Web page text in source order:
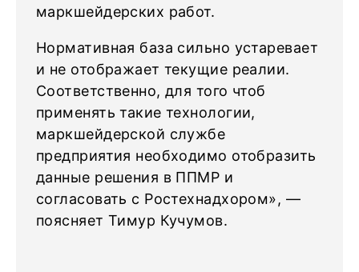
маркшейдерских работ.
Нормативная база сильно устаревает
и не отображает текущие реалии.
Соответственно, для того чтоб
применять такие технологии,
маркшейдерской службе
предприятия необходимо отобразить
данные решения в ППМР и
согласовать с Ростехнадхором», —
поясняет Тимур Кучумов.